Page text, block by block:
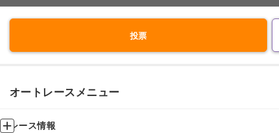
投票
オートレースメニュー
レース情報